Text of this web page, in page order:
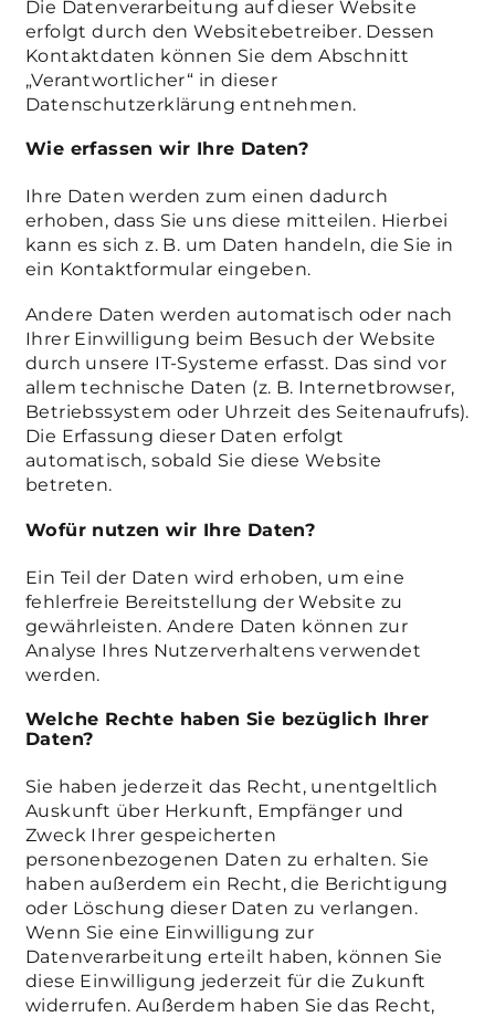
Name _ga_xxxxxxxxxx
Anbieter Google LLC
Laufzeit 2 Jahre
Zweck
Wird verwendet, um den
Sitzungsstatus zu erhalten.
Die Datenverarbeitung auf dieser Website
erfolgt durch den Websitebetreiber. Dessen
Kontaktdaten können Sie dem Abschnitt
„Verantwortlicher“ in dieser
Datenschutzerklärung entnehmen.
Wie erfassen wir Ihre Daten?
Ihre Daten werden zum einen dadurch
erhoben, dass Sie uns diese mitteilen. Hierbei
kann es sich z. B. um Daten handeln, die Sie in
ein Kontaktformular eingeben.
Andere Daten werden automatisch oder nach
Ihrer Einwilligung beim Besuch der Website
durch unsere IT-Systeme erfasst. Das sind vor
allem technische Daten (z. B. Internetbrowser,
Betriebssystem oder Uhrzeit des Seitenaufrufs).
Die Erfassung dieser Daten erfolgt
automatisch, sobald Sie diese Website
betreten.
Wofür nutzen wir Ihre Daten?
Ein Teil der Daten wird erhoben, um eine
fehlerfreie Bereitstellung der Website zu
gewährleisten. Andere Daten können zur
Analyse Ihres Nutzerverhaltens verwendet
werden.
Welche Rechte haben Sie bezüglich Ihrer
Daten?
Sie haben jederzeit das Recht, unentgeltlich
Auskunft über Herkunft, Empfänger und
Zweck Ihrer gespeicherten
personenbezogenen Daten zu erhalten. Sie
haben außerdem ein Recht, die Berichtigung
oder Löschung dieser Daten zu verlangen.
Wenn Sie eine Einwilligung zur
Datenverarbeitung erteilt haben, können Sie
diese Einwilligung jederzeit für die Zukunft
widerrufen. Außerdem haben Sie das Recht,